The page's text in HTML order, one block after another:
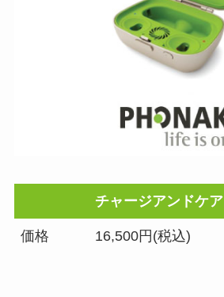
チャージアンドケア
価格 16,500円(税込)